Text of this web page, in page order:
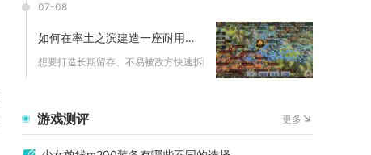
07-08
如何在率土之滨建造一座耐用的飞桥
想要打造长期留存、不易被敌方快速拆除的飞桥，核心思路是严控选...
游戏测评 更多